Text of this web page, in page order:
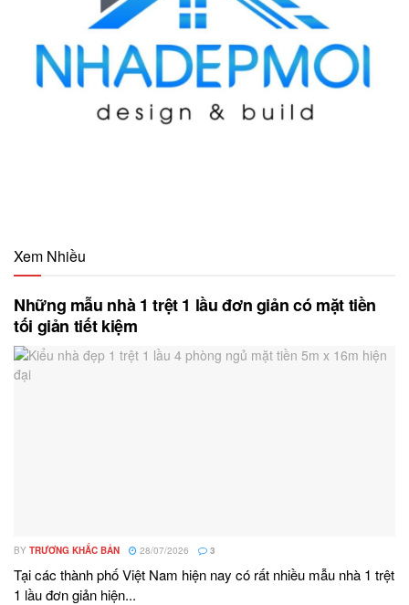
Xem Nhiều
Những mẫu nhà 1 trệt 1 lầu đơn giản có mặt tiền
tối giản tiết kiệm
BY TRƯƠNG KHẮC BẢN 28/07/2026 3
Tại các thành phố Việt Nam hiện nay có rất nhiều mẫu nhà 1 trệt
1 lầu đơn giản hiện...